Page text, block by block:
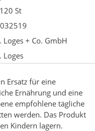
St
Loges + Co. GmbH
Loges
Ersatz für eine
Ernährung und eine
empfohlene tägliche
werden. Das Produkt
Kindern lagern.